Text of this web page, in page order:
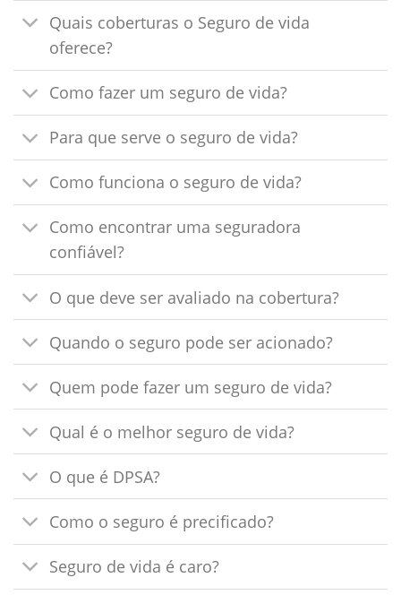
Quais coberturas o Seguro de vida
oferece?
Como fazer um seguro de vida?
Para que serve o seguro de vida?
Como funciona o seguro de vida?
Como encontrar uma seguradora
confiável?
O que deve ser avaliado na cobertura?
Quando o seguro pode ser acionado?
Quem pode fazer um seguro de vida?
Qual é o melhor seguro de vida?
O que é DPSA?
Como o seguro é precificado?
Seguro de vida é caro?